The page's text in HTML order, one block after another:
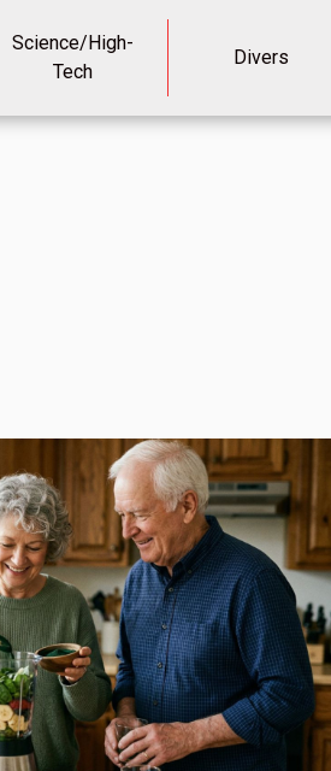
Science/High-
Tech
Divers